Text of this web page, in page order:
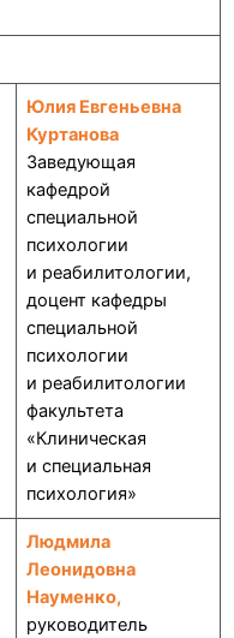
Юлия Евгеньевна
Куртанова
Заведующая
кафедрой
специальной
психологии
и реабилитологии,
доцент кафедры
специальной
психологии
и реабилитологии
факультета
«Клиническая
и специальная
психология»
Людмила
Леонидовна
Науменко,
руководитель